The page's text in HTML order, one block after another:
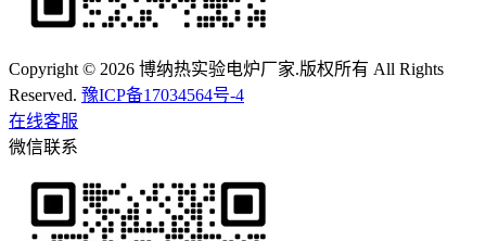
Copyright © 2026 博纳热实验电炉厂家.版权所有 All Rights
Reserved. 豫ICP备17034564号-4
在线客服
微信联系